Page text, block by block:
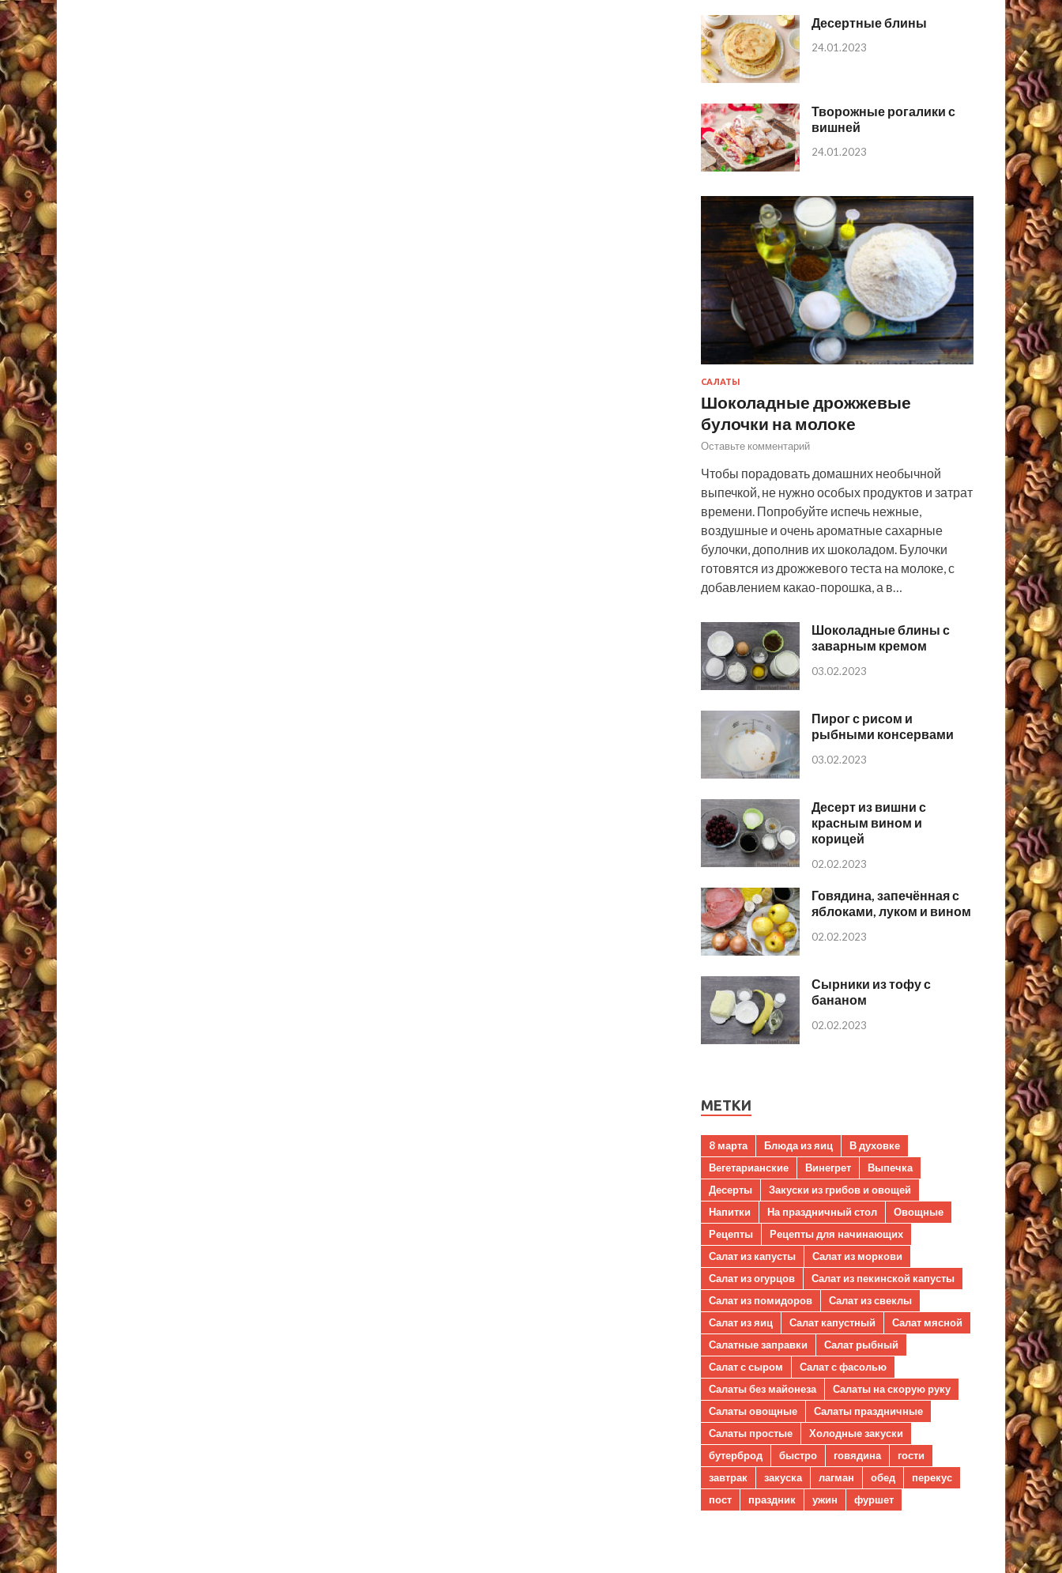
Десертные блины
24.01.2023
Творожные рогалики с
вишней
24.01.2023
САЛАТЫ
Шоколадные дрожжевые
булочки на молоке
Оставьте комментарий
Чтобы порадовать домашних необычной
выпечкой, не нужно особых продуктов и затрат
времени. Попробуйте испечь нежные,
воздушные и очень ароматные сахарные
булочки, дополнив их шоколадом. Булочки
готовятся из дрожжевого теста на молоке, с
добавлением какао-порошка, а в…
Шоколадные блины с
заварным кремом
03.02.2023
Пирог с рисом и
рыбными консервами
03.02.2023
Десерт из вишни с
красным вином и
корицей
02.02.2023
Говядина, запечённая с
яблоками, луком и вином
02.02.2023
Сырники из тофу с
бананом
02.02.2023
МЕТКИ
8 марта Блюда из яиц
В духовке
Вегетарианские
Винегрет
Выпечка
Десерты
Закуски из грибов и овощей
Напитки
На праздничный стол
Овощные
Рецепты
Рецепты для начинающих
Салат из капусты
Салат из моркови
Салат из огурцов
Салат из пекинской капусты
Салат из помидоров
Салат из свеклы
Салат из яиц
Салат капустный
Салат мясной
Салатные заправки
Салат рыбный
Салат с сыром
Салат с фасолью
Салаты без майонеза
Салаты на скорую руку
Салаты овощные
Салаты праздничные
Салаты простые
Холодные закуски
бутерброд
быстро говядина
гости
завтрак
закуска лагман обед
перекус
пост
праздник ужин фуршет